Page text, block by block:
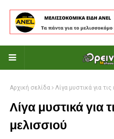
Αρχική σελίδα Λίγα μυστικά για
Λίγα μυστικά για
μελισσιού